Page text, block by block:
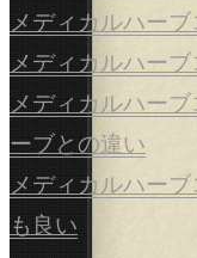
メディカルハー
メディカルハー
メディカルハー
ーブとの違い
メディカルハー
も良い